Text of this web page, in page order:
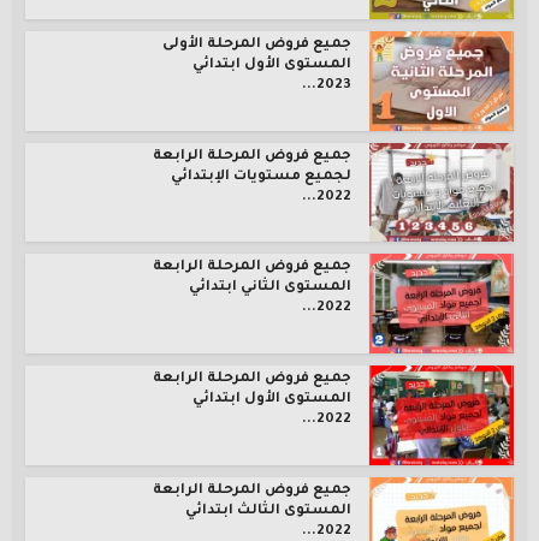
جميع فروض المرحلة الأولى
المستوى الأول ابتدائي
2023...
جميع فروض المرحلة الرابعة
لجميع مستويات الإبتدائي
2022...
جميع فروض المرحلة الرابعة
المستوى الثاني ابتدائي
2022...
جميع فروض المرحلة الرابعة
المستوى الأول ابتدائي
2022...
جميع فروض المرحلة الرابعة
المستوى الثالث ابتدائي
2022...